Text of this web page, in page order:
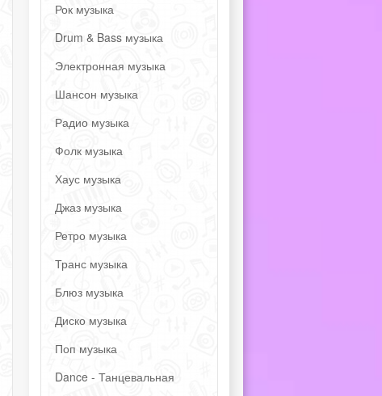
Рок музыка
Drum & Bass музыка
Электронная музыка
Шансон музыка
Радио музыка
Фолк музыка
Хаус музыка
Джаз музыка
Ретро музыка
Транс музыка
Блюз музыка
Диско музыка
Поп музыка
Dance - Танцевальная